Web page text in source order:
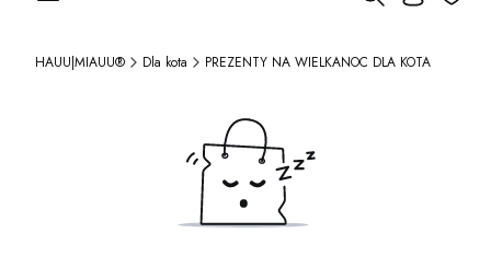
HAUU|MIAUU® Dla kota PREZENTY NA WIELKANOC DLA KOTA